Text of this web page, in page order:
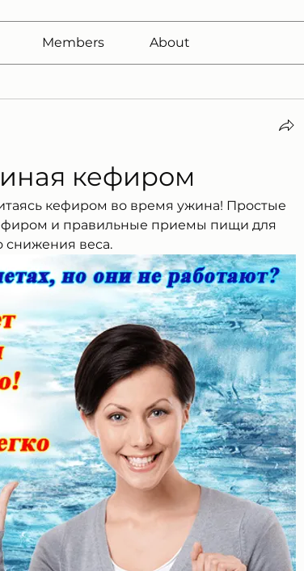
Members About
кефиром
кефиром во время ужина! Простые
и правильные приемы пищи для
снижения веса.